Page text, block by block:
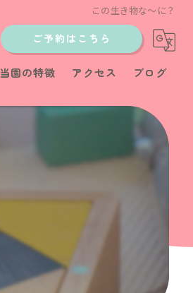
この生き物な〜に？
ご予約はこちら
当園の特徴
育児サポート
アクセス ブログ